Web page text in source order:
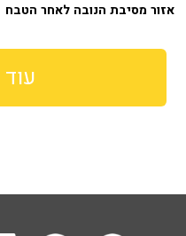
אזור מסיבת הנובה לאחר הטבח